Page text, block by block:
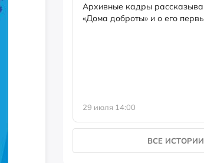
Архивные кадры
«Дома доброты» и о его
29 июля 14:00
ВСЕ ИСТОРИИ